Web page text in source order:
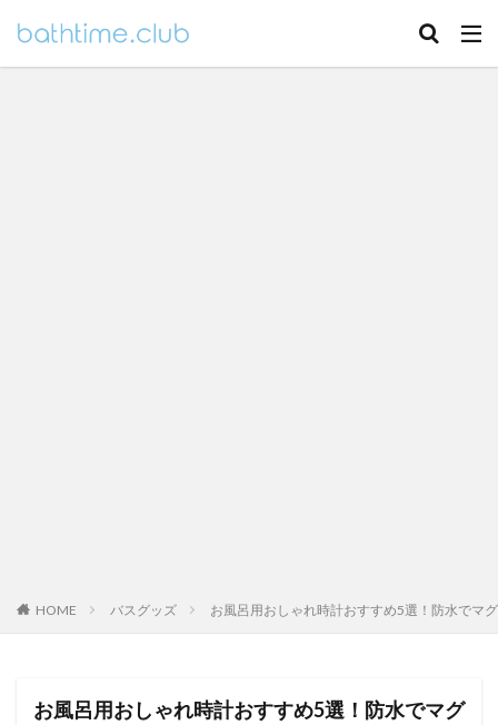
HOME バスグッズ お風呂用おしゃれ時計おすすめ5選！防水でマ
お風呂用おしゃれ時計おすすめ5選！防水でマグ